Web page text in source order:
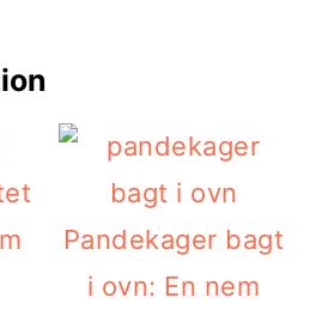
Pandekager bagt
i ovn: En nem